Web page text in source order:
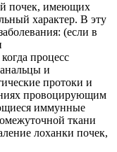
почек, имеющих
характер. В эту
(если в
процесс
и
протоки и
провоцирующим
иммунные
ткани
лоханки почек,